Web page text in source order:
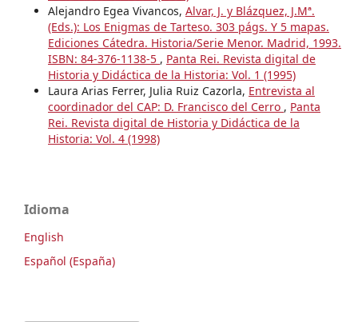
Alejandro Egea Vivancos, Alvar, J. y Blázquez, J.Mª.
(Eds.): Los Enigmas de Tarteso. 303 págs. Y 5 mapas.
Ediciones Cátedra. Historia/Serie Menor. Madrid, 1993.
ISBN: 84-376-1138-5 , Panta Rei. Revista digital de
Historia y Didáctica de la Historia: Vol. 1 (1995)
Laura Arias Ferrer, Julia Ruiz Cazorla, Entrevista al
coordinador del CAP: D. Francisco del Cerro , Panta
Rei. Revista digital de Historia y Didáctica de la
Historia: Vol. 4 (1998)
Idioma
English
Español (España)